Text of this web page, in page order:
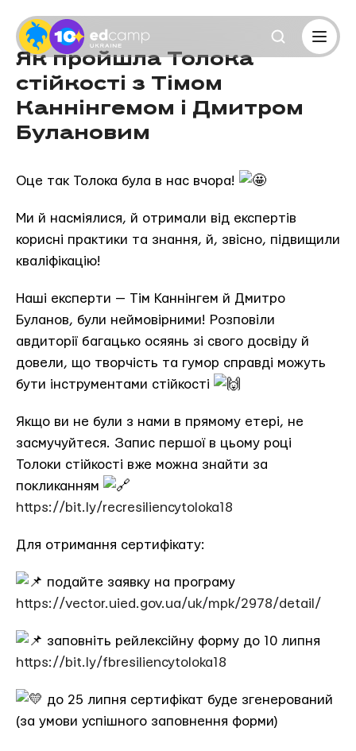
Як пройшла Толока
стійкості з Тімом
Каннінгемом і Дмитром
Булановим
Оце так Толока була в нас вчора!
Ми й насміялися, й отримали від експертів
корисні практики та знання, й, звісно, підвищили
кваліфікацію!
Наші експерти — Тім Каннінгем й Дмитро
Буланов, були неймовірними! Розповіли
авдиторії багацько осяянь зі свого досвіду й
довели, що творчість та гумор справді можуть
бути інструментами стійкості
Якщо ви не були з нами в прямому етері, не
засмучуйтеся. Запис першої в цьому році
Толоки стійкості вже можна знайти за
покликанням
https://bit.ly/recresiliencytoloka18
Для отримання сертифікату:
подайте заявку на програму
https://vector.uied.gov.ua/uk/mpk/2978/detail/
заповніть рейлексійну форму до 10 липня
https://bit.ly/fbresiliencytoloka18
до 25 липня сертифікат буде згенерований
(за умови успішного заповнення форми)